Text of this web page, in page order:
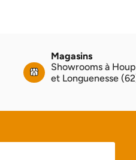
Magasins
Showrooms à
et Longuenesse